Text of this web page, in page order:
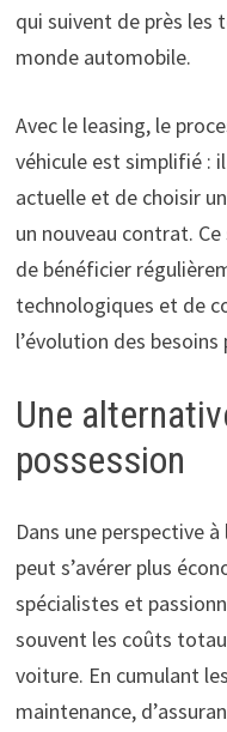
qui suivent de près les
monde automobile.
Avec le leasing, le
véhicule est simplifié :
actuelle et de choisir
un nouveau contrat.
de bénéficier
technologiques et de
l’évolution des
Une
possession
Dans une perspective
peut s’avérer plus
spécialistes et
souvent les coûts
voiture. En cumulant
maintenance,